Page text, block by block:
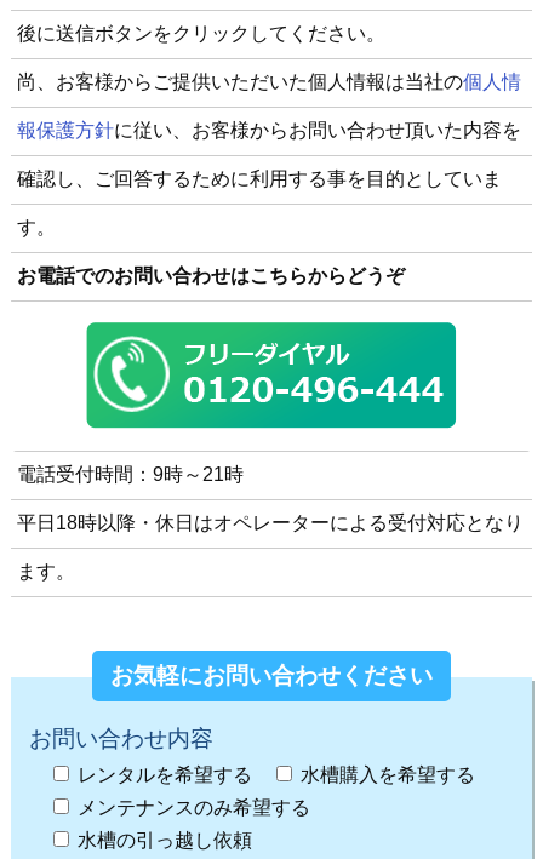
後に送信ボタンをクリックしてください。
尚、お客様からご提供いただいた個人情報は当社の個人情
報保護方針に従い、お客様からお問い合わせ頂いた内容を
確認し、ご回答するために利用する事を目的としていま
す。
お電話でのお問い合わせはこちらからどうぞ
電話受付時間：9時～21時
平日18時以降・休日はオペレーターによる受付対応となり
ます。
お気軽にお問い合わせください
お問い合わせ内容
レンタルを希望する
水槽購入を希望する
メンテナンスのみ希望する
水槽の引っ越し依頼